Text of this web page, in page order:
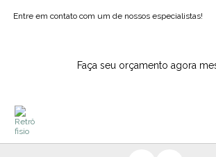
Entre em contato com um de nossos especialistas!
Faça seu orçamento agora